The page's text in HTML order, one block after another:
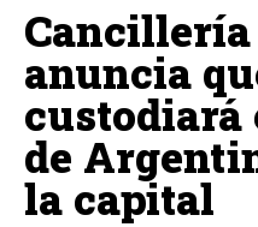
anuncia
custodiará
de
la capital